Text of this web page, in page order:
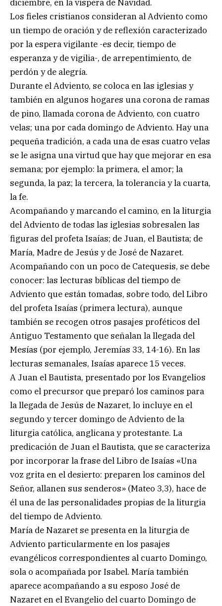
diciembre, en la víspera de Navidad.
Los fieles cristianos consideran al Adviento como
un tiempo de oración y de reflexión caracterizado
por la espera vigilante -es decir, tiempo de
esperanza y de vigilia-, de arrepentimiento, de
perdón y de alegría.
Durante el Adviento, se coloca en las iglesias y
también en algunos hogares una corona de ramas
de pino, llamada corona de Adviento, con cuatro
velas; una por cada domingo de Adviento. Hay una
pequeña tradición, a cada una de esas cuatro velas
se le asigna una virtud que hay que mejorar en esa
semana; por ejemplo: la primera, el amor; la
segunda, la paz; la tercera, la tolerancia y la cuarta,
la fe.
Acompañando y marcando el camino, en la liturgia
del Adviento de todas las iglesias sobresalen las
figuras del profeta Isaías; de Juan, el Bautista; de
María, Madre de Jesús y de José de Nazaret.
Acompañando con un poco de Catequesis, se debe
conocer: las lecturas bíblicas del tiempo de
Adviento que están tomadas, sobre todo, del Libro
del profeta Isaías (primera lectura), aunque
también se recogen otros pasajes proféticos del
Antiguo Testamento que señalan la llegada del
Mesías (por ejemplo, Jeremías 33, 14-16). En las
lecturas semanales, Isaías aparece 15 veces.
A Juan el Bautista, presentado por los Evangelios
como el precursor que preparó los caminos para
la llegada de Jesús de Nazaret, lo incluye en el
segundo y tercer domingo de Adviento de la
liturgia católica, anglicana y protestante. La
predicación de Juan el Bautista, que se caracteriza
por incorporar la frase del Libro de Isaías «Una
voz grita en el desierto: preparen los caminos del
Señor, allanen sus senderos» (Mateo 3,3), hace de
él una de las personalidades propias de la liturgia
del tiempo de Adviento.
María de Nazaret se presenta en la liturgia de
Adviento particularmente en los pasajes
evangélicos correspondientes al cuarto Domingo,
sola o acompañada por Isabel. María también
aparece acompañando a su esposo José de
Nazaret en el Evangelio del cuarto Domingo de